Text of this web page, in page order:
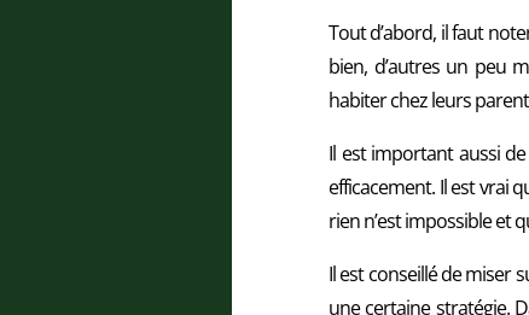
Tout d’abord, il faut
bien, d’autres un peu
habiter chez leurs
Il est important aussi
efficacement. Il est vrai
rien n’est impossible et
Il est conseillé de miser
une certaine stratégie.